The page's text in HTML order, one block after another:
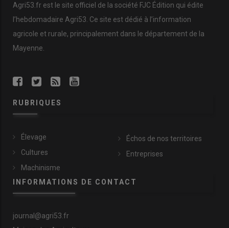
Agri53.fr est le site officiel de la société FJC Édition qui édite
l’hebdomadaire Agri53. Ce site est dédié à l’information
agricole et rurale, principalement dans le département de la
Mayenne.
RUBRIQUES
Élevage
Cultures
Machinisme
Échos de nos territoires
Entreprises
INFORMATIONS DE CONTACT
journal@agri53.fr